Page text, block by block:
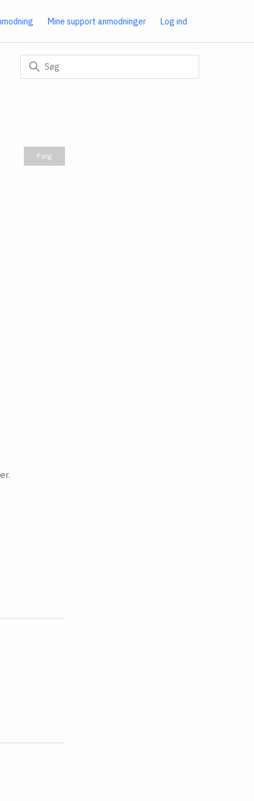
Mine support anmodninger Log ind
Følg